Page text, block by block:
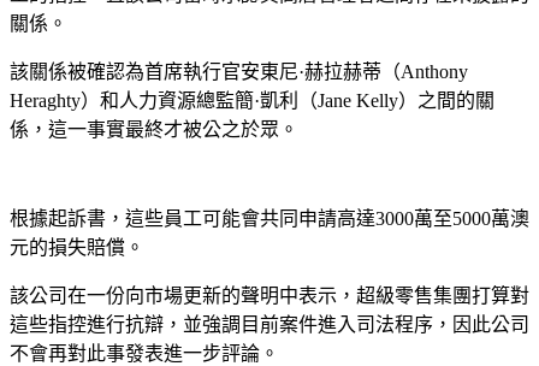
關係。
該關係被確認為首席執行官安東尼·赫拉赫蒂（Anthony
Heraghty）和人力資源總監簡·凱利（Jane Kelly）之間的關
係，這一事實最終才被公之於眾。
根據起訴書，這些員工可能會共同申請高達3000萬至5000萬澳
元的損失賠償。
該公司在一份向市場更新的聲明中表示，超級零售集團打算對
這些指控進行抗辯，並強調目前案件進入司法程序，因此公司
不會再對此事發表進一步評論。